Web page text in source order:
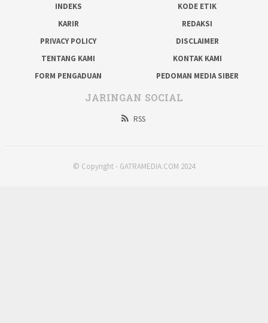
INDEKS
KODE ETIK
KARIR
REDAKSI
PRIVACY POLICY
DISCLAIMER
TENTANG KAMI
KONTAK KAMI
FORM PENGADUAN
PEDOMAN MEDIA SIBER
JARINGAN SOCIAL
RSS
© Copyright - GATRAMEDIA.COM 2024